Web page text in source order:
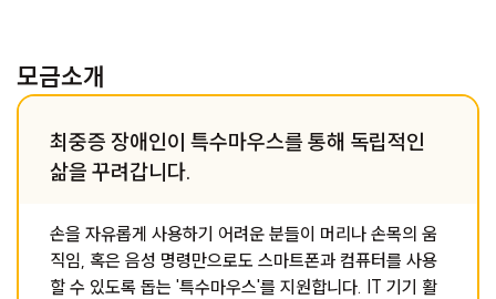
모금소개
최중증 장애인이 특수마우스를 통해 독립적인
삶을 꾸려갑니다.
손을 자유롭게 사용하기 어려운 분들이 머리나 손목의 움
직임, 혹은 음성 명령만으로도 스마트폰과 컴퓨터를 사용
할 수 있도록 돕는 '특수마우스'를 지원합니다. IT 기기 활